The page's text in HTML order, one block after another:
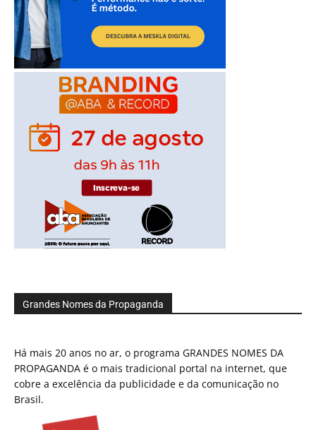
Grandes Nomes da Propaganda
Há mais 20 anos no ar, o programa GRANDES NOMES DA
PROPAGANDA é o mais tradicional portal na internet, que
cobre a excelência da publicidade e da comunicação no
Brasil.